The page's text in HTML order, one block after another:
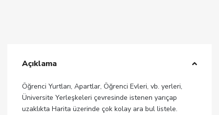
Açıklama
Öğrenci Yurtları, Apartlar, Öğrenci Evleri, vb. yerleri,
Üniversite Yerleşkeleri çevresinde istenen yarıçap
uzaklıkta Harita üzerinde çok kolay ara bul listele.